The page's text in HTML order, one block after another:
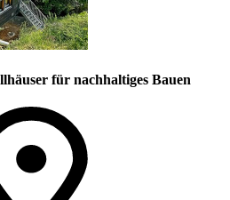
für nachhaltiges Bauen